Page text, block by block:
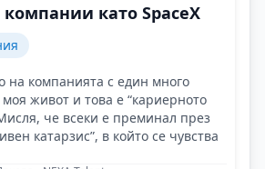
компании като SpaceX
на компанията с един много
живот и това е “кариерното
че всеки е преминал през
катарзис”, в който се чувства